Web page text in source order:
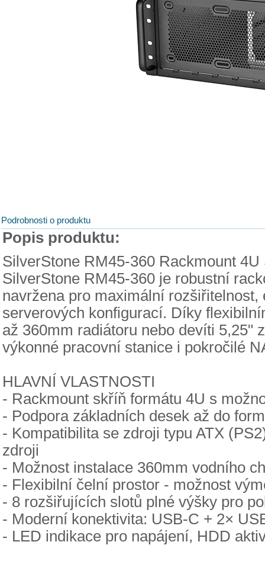
Podrobnosti o produktu
Popis produktu:
SilverStone RM45-360 Rackmount
SilverStone RM45-360 je robustní
navržena pro maximální
serverových konfigurací. Díky
až 360mm radiátoru nebo devíti 5,25"
výkonné pracovní stanice i pokročilé
HLAVNÍ VLASTNOSTI
- Rackmount skříň formátu 4U s
- Podpora základních desek až do
- Kompatibilita se zdroji typu ATX
zdroji
- Možnost instalace 360mm vodního
- Flexibilní čelní prostor - možnost
- 8 rozšiřujících slotů plné výšky pro
- Moderní konektivita: USB-C + 2×
- LED indikace pro napájení, HDD